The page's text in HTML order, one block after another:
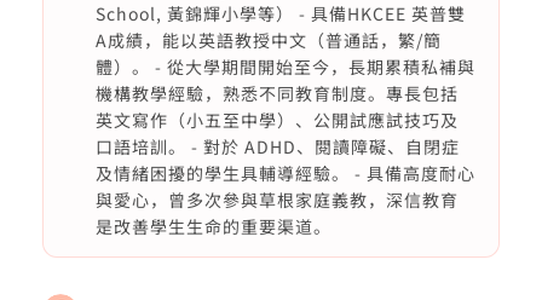
School, 黃錦輝小學等） - 具備HKCEE 英普雙
A成績，能以英語教授中文（普通話，繁/簡
體）。 - 從大學期間開始至今，長期累積私補與
機構教學經驗，熟悉不同教育制度。專長包括
英文寫作（小五至中學）、公開試應試技巧及
口語培訓。 - 對於 ADHD、閱讀障礙、自閉症
及情緒困擾的學生具輔導經驗。 - 具備高度耐心
與愛心，曾多次參與草根家庭義教，深信教育
是改善學生生命的重要渠道。